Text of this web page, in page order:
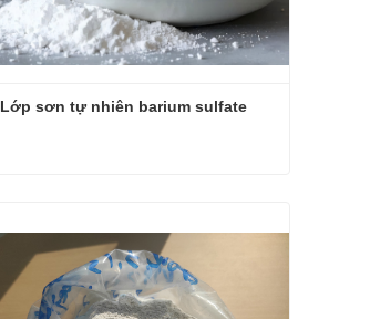
Lớp sơn tự nhiên barium sulfate
Liên hệ ngay